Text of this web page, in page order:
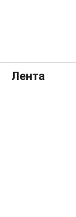
Лента